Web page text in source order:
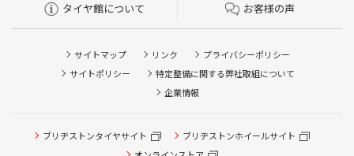
タイヤ館について お客様の声
サイトマップ リンク
プライバシーポリシー
サイトポリシー
特定整備に関する弊社取組について
企業情報
ブリヂストンタイヤサイト
ブリヂストンホイールサイト
ピット作業の予約